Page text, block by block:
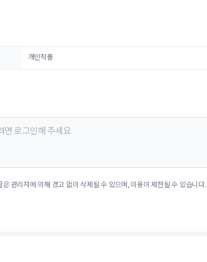
개인작품
은 관리자에 의해 경고 없이 삭제될 수 있으며, 이용이 제한될 수 있습니다.